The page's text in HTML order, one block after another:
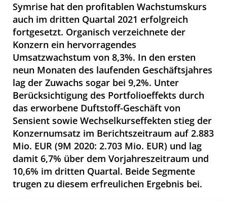
Symrise hat den profitablen Wachstumskurs
auch im dritten Quartal 2021 erfolgreich
fortgesetzt. Organisch verzeichnete der
Konzern ein hervorragendes
Umsatzwachstum von 8,3%. In den ersten
neun Monaten des laufenden Geschäftsjahres
lag der Zuwachs sogar bei 9,2%. Unter
Berücksichtigung des Portfolioeffekts durch
das erworbene Duftstoff-Geschäft von
Sensient sowie Wechselkurseffekten stieg der
Konzernumsatz im Berichtszeitraum auf 2.883
Mio. EUR (9M 2020: 2.703 Mio. EUR) und lag
damit 6,7% über dem Vorjahreszeitraum und
10,6% im dritten Quartal. Beide Segmente
trugen zu diesem erfreulichen Ergebnis bei.